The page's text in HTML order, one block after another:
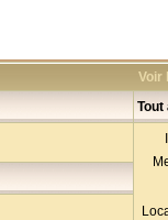
Voir
Tout